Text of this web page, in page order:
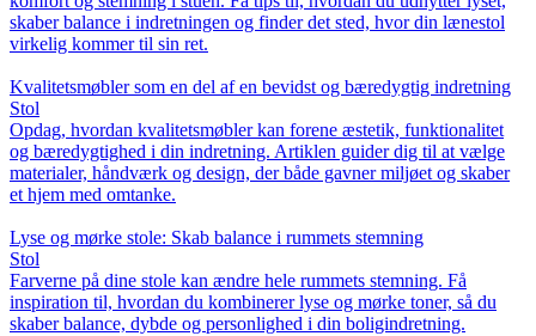
skaber balance i indretningen og finder det sted, hvor din lænestol
virkelig kommer til sin ret.
Kvalitetsmøbler som en del af en bevidst og bæredygtig indretning
Stol
Opdag, hvordan kvalitetsmøbler kan forene æstetik, funktionalitet
og bæredygtighed i din indretning. Artiklen guider dig til at vælge
materialer, håndværk og design, der både gavner miljøet og skaber
et hjem med omtanke.
Lyse og mørke stole: Skab balance i rummets stemning
Stol
Farverne på dine stole kan ændre hele rummets stemning. Få
inspiration til, hvordan du kombinerer lyse og mørke toner, så du
skaber balance, dybde og personlighed i din boligindretning.